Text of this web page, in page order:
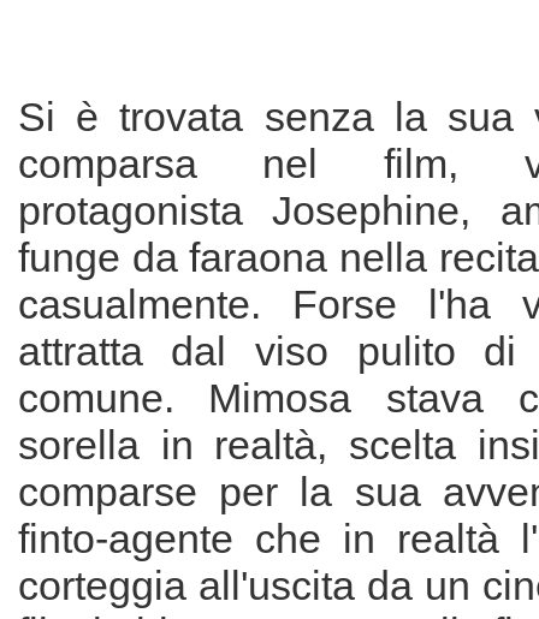
Si è trovata senza la sua
comparsa nel film,
protagonista Josephine,
funge da faraona nella
casualmente. Forse l'ha
attratta dal viso pulito di
comune. Mimosa stava
sorella in realtà, scelta
comparse per la sua
finto-agente che in realtà
corteggia all'uscita da un